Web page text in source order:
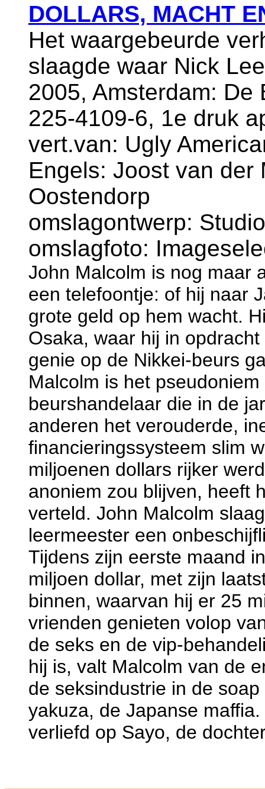
DOLLARS, MACHT
Het waargebeurde
slaagde waar Nick
2005, Amsterdam:
225-4109-6, 1e druk
vert.van: Ugly
Engels: Joost van der
Oostendorp
omslagontwerp:
omslagfoto:
John Malcolm is nog maar
een telefoontje: of hij naar
grote geld op hem wacht.
Osaka, waar hij in
genie op de Nikkei-beurs
Malcolm is het
beurshandelaar die in de
anderen het verouderde,
financieringssysteem slim
miljoenen dollars rijker
anoniem zou blijven, heeft
verteld. John Malcolm
leermeester een
Tijdens zijn eerste maand
miljoen dollar, met zijn
binnen, waarvan hij er 25
vrienden genieten volop
de seks en de vip-
hij is, valt Malcolm van de
de seksindustrie in de
yakuza, de Japanse
verliefd op Sayo, de